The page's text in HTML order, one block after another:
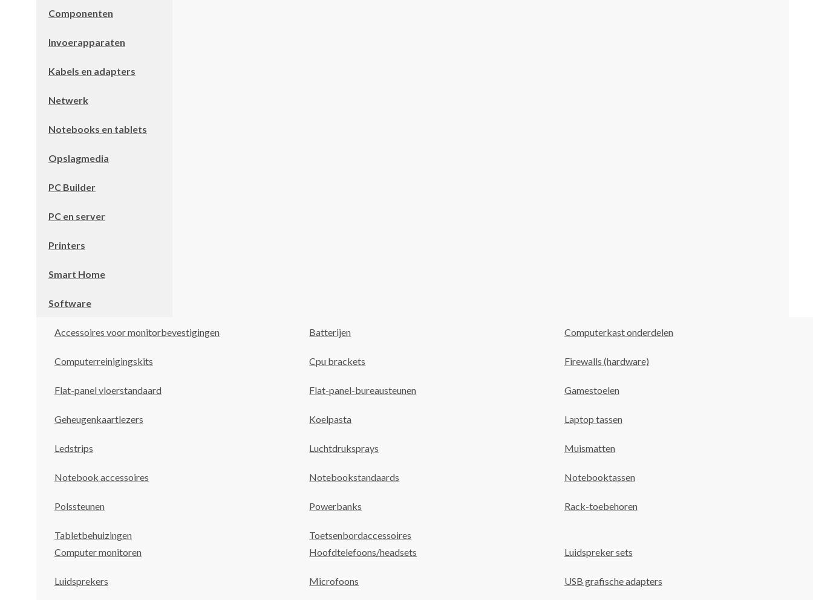
Componenten
Invoerapparaten
Kabels en adapters
Netwerk
Notebooks en tablets
Opslagmedia
PC Builder
PC en server
Printers
Smart Home
Software
Accessoires voor monitorbevestigingen Batterijen Computerkast onderdelen
Computerreinigingskits Cpu brackets Firewalls (hardware)
Flat-panel vloerstandaard Flat-panel-bureausteunen Gamestoelen
Geheugenkaartlezers Koelpasta Laptop tassen
Ledstrips Luchtdruksprays Muismatten
Notebook accessoires Notebookstandaards Notebooktassen
Polssteunen Powerbanks Rack-toebehoren
Tabletbehuizingen
Toetsenbordaccessoires
Computer monitoren
Hoofdtelefoons/headsets Luidspreker sets
Luidsprekers Microfoons USB grafische adapters